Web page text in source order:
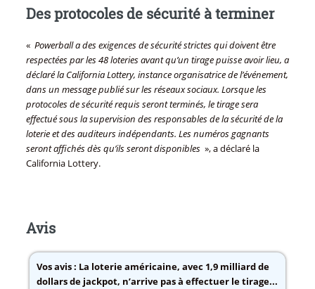
Des protocoles de sécurité à terminer
« Powerball a des exigences de sécurité strictes qui doivent être
respectées par les 48 loteries avant qu’un tirage puisse avoir lieu, a
déclaré la California Lottery, instance organisatrice de l’événement,
dans un message publié sur les réseaux sociaux. Lorsque les
protocoles de sécurité requis seront terminés, le tirage sera
effectué sous la supervision des responsables de la sécurité de la
loterie et des auditeurs indépendants. Les numéros gagnants
seront affichés dès qu’ils seront disponibles », a déclaré la
California Lottery.
Avis
Vos avis : La loterie américaine, avec 1,9 milliard de
dollars de jackpot, n’arrive pas à effectuer le tirage...